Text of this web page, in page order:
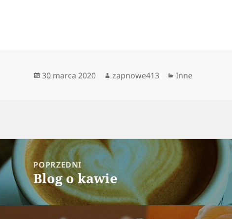
Data
30 marca 2020 Autor
zapnowe413 Kategorie
Inne
Nawigacja
wpisu
POPRZEDNI
Poprzedni
wpis:
Blog o kawie